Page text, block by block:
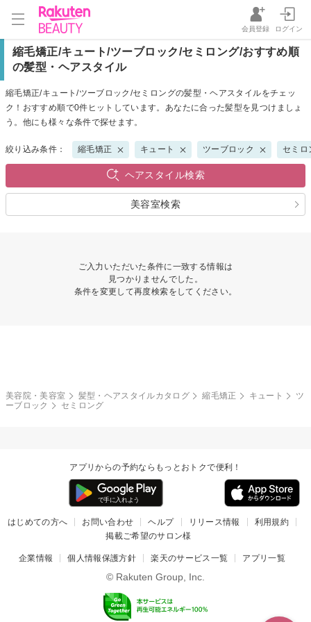
会員登録 ログイン
縮毛矯正/キュート/ツーブロック/セミロング/おすすめ順
の髪型・ヘアスタイル
縮毛矯正/キュート/ツーブロック/セミロングの髪型・ヘアスタイルをチェッ
ク！おすすめ順で0件ヒットしています。あなたに合った髪型を見つけましょ
う。他にも様々な条件で探せます。
絞り込み条件： 縮毛矯正 キュート ツーブロック セミロ
ヘアスタイル検索
美容室検索
ご入力いただいた条件に一致する情報は
見つかりませんでした。
条件を変更して再度検索をしてください。
美容院・美容室 髪型・ヘアスタイルカタログ 縮毛矯正 キュート
ツ
ーブロック
セミロング
アプリからの予約ならもっとおトクで便利！
はじめての方へ お問い合わせ ヘルプ リリース情報
利用規約
掲載ご希望のサロン様
企業情報 個人情報保護方針 楽天のサービス一覧 アプリ一覧
© Rakuten Group, Inc.